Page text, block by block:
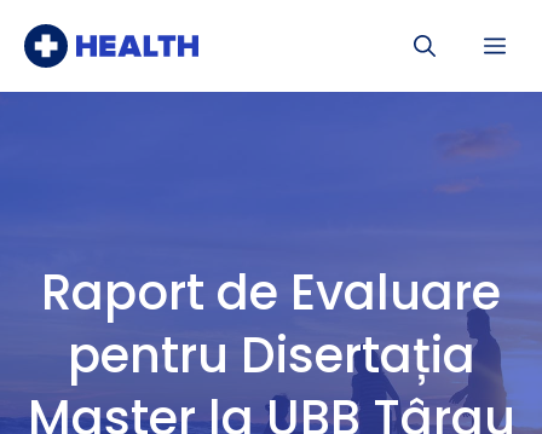
Raport de Evaluare
pentru Disertația
Master la UBB Târgu